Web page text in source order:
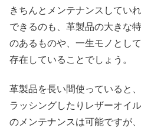
きちんとメンテナンスしてい
できるのも、革製品の大きな
のあるものや、一生モノとし
存在していることでしょう。
革製品を長い間使っていると
ラッシングしたりレザーオイ
のメンテナンスは可能ですが